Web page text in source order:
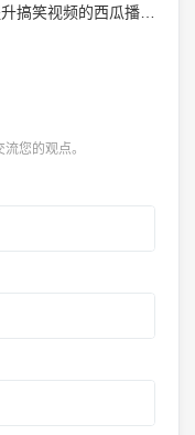
如何提升搞笑视频的西瓜播放量？这些技巧让你快速破圈！
您的观点。